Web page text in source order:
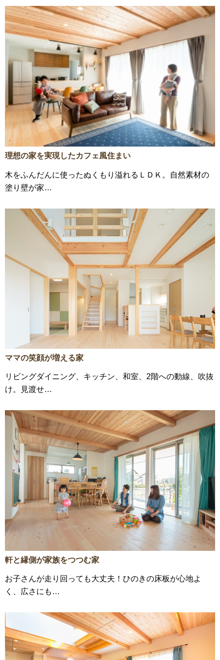
理想の家を実現したカフェ風住まい
木をふんだんに使ったぬくもり溢れるＬＤＫ。自然素材の
塗り壁が家…
ママの笑顔が増える家
リビングダイニング、キッチン、和室、2階への動線、吹抜
け。見渡せ…
軒と縁側が家族をつつむ家
お子さんが走り回っても大丈夫！ひのきの床板が心地よ
く、広さにも…